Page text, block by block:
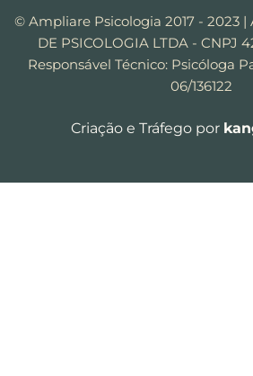
© Ampliare Psicologia 2017 - 2023 |
DE PSICOLOGIA LTDA - CNPJ
Responsável Técnico: Psicóloga
06/136122
Criação e Tráfego por